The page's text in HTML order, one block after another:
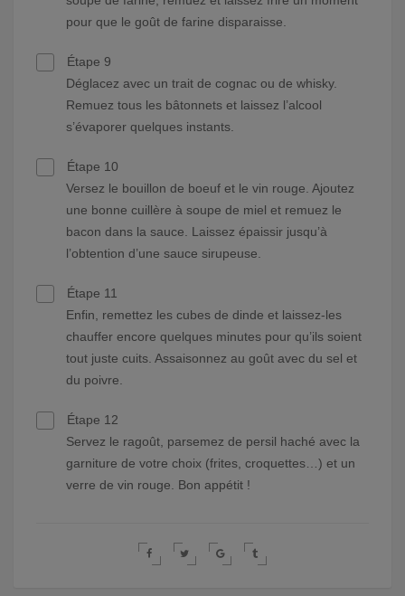
pour que le goût de farine disparaisse.
Étape 9
Déglacez avec un trait de cognac ou de whisky.
Remuez tous les bâtonnets et laissez l’alcool
s’évaporer quelques instants.
Étape 10
Versez le bouillon de boeuf et le vin rouge. Ajoutez
une bonne cuillère à soupe de miel et remuez le
bacon dans la sauce. Laissez épaissir jusqu’à
l’obtention d’une sauce sirupeuse.
Étape 11
Enfin, remettez les cubes de dinde et laissez-les
chauffer encore quelques minutes pour qu’ils soient
tout juste cuits. Assaisonnez au goût avec du sel et
du poivre.
Étape 12
Servez le ragoût, parsemez de persil haché avec la
garniture de votre choix (frites, croquettes…) et un
verre de vin rouge. Bon appétit !